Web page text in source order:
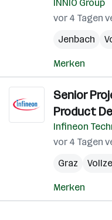
INNIO Group
vor 4 Tagen
Jenbach
Merken
Senior
Product
Infineon
vor 4 Tagen
Graz
Merken